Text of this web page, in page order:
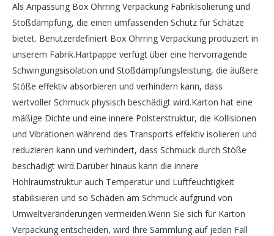
Als Anpassung Box Ohrring Verpackung FabrikIsolierung und
Stoßdämpfung, die einen umfassenden Schutz für Schätze
bietet. Benutzerdefiniert Box Ohrring Verpackung produziert in
unserem Fabrik.Hartpappe verfügt über eine hervorragende
Schwingungsisolation und Stoßdämpfungsleistung, die äußere
Stöße effektiv absorbieren und verhindern kann, dass
wertvoller Schmuck physisch beschädigt wird.Karton hat eine
mäßige Dichte und eine innere Polsterstruktur, die Kollisionen
und Vibrationen während des Transports effektiv isolieren und
reduzieren kann und verhindert, dass Schmuck durch Stöße
beschädigt wird.Darüber hinaus kann die innere
Hohlraumstruktur auch Temperatur und Luftfeuchtigkeit
stabilisieren und so Schäden am Schmuck aufgrund von
Umweltveränderungen vermeiden.Wenn Sie sich für Karton
Verpackung entscheiden, wird Ihre Sammlung auf jeden Fall